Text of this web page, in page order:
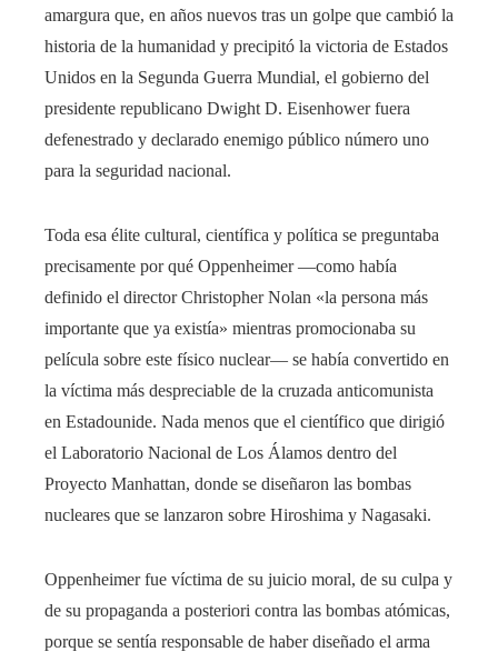
amargura que, en años nuevos tras un golpe que cambió la
historia de la humanidad y precipitó la victoria de Estados
Unidos en la Segunda Guerra Mundial, el gobierno del
presidente republicano Dwight D. Eisenhower fuera
defenestrado y declarado enemigo público número uno
para la seguridad nacional.
Toda esa élite cultural, científica y política se preguntaba
precisamente por qué Oppenheimer —como había
definido el director Christopher Nolan «la persona más
importante que ya existía» mientras promocionaba su
película sobre este físico nuclear— se había convertido en
la víctima más despreciable de la cruzada anticomunista
en Estadounide. Nada menos que el científico que dirigió
el Laboratorio Nacional de Los Álamos dentro del
Proyecto Manhattan, donde se diseñaron las bombas
nucleares que se lanzaron sobre Hiroshima y Nagasaki.
Oppenheimer fue víctima de su juicio moral, de su culpa y
de su propaganda a posteriori contra las bombas atómicas,
porque se sentía responsable de haber diseñado el arma